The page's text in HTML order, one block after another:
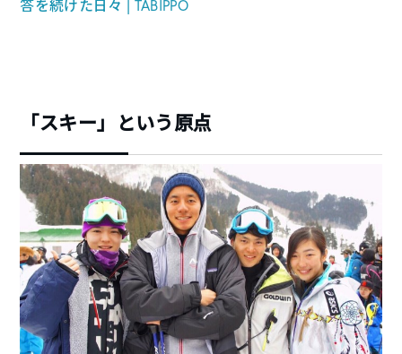
答を続けた日々 | TABIPPO
「スキー」という原点